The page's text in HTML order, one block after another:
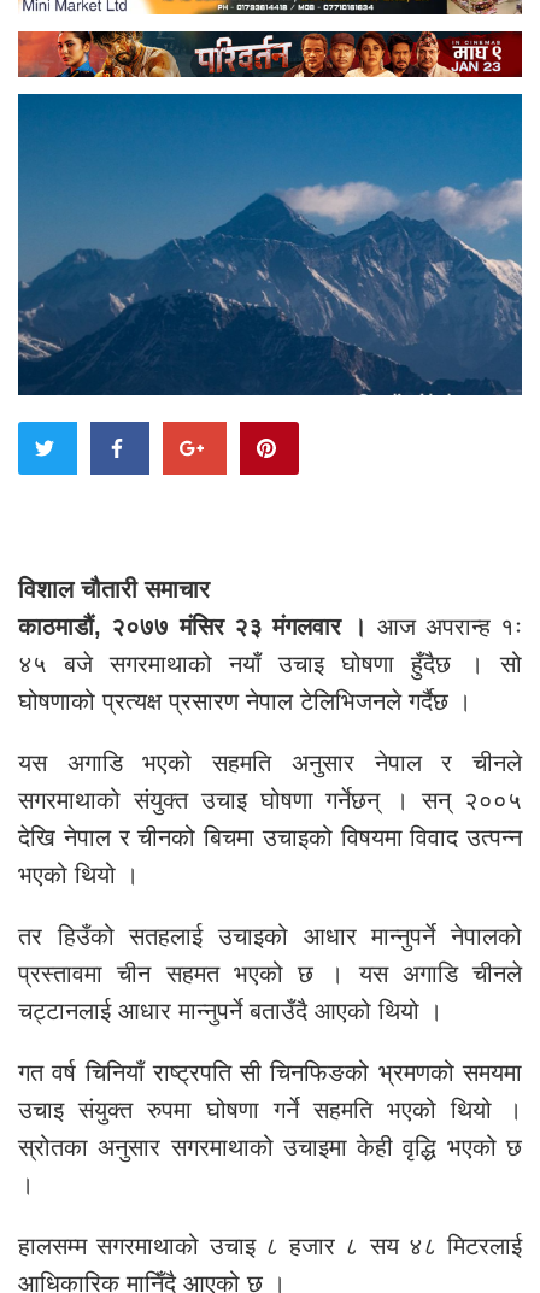
विशाल चौतारी समाचार
काठमाडौं, २०७७ मंसिर २३ मंगलवार । आज अपरान्ह १ः
४५ बजे सगरमाथाको नयाँ उचाइ घोषणा हुँदैछ । सो
घोषणाको प्रत्यक्ष प्रसारण नेपाल टेलिभिजनले गर्दैछ ।
यस अगाडि भएको सहमति अनुसार नेपाल र चीनले
सगरमाथाको संयुक्त उचाइ घोषणा गर्नेछन् । सन् २००५
देखि नेपाल र चीनको बिचमा उचाइको विषयमा विवाद उत्पन्न
भएको थियो ।
तर हिउँको सतहलाई उचाइको आधार मान्नुपर्ने नेपालको
प्रस्तावमा चीन सहमत भएको छ । यस अगाडि चीनले
चट्टानलाई आधार मान्नुपर्ने बताउँदै आएको थियो ।
गत वर्ष चिनियाँ राष्ट्रपति सी चिनफिङको भ्रमणको समयमा
उचाइ संयुक्त रुपमा घोषणा गर्ने सहमति भएको थियो ।
स्रोतका अनुसार सगरमाथाको उचाइमा केही वृद्धि भएको छ
।
हालसम्म सगरमाथाको उचाइ ८ हजार ८ सय ४८ मिटरलाई
आधिकारिक मानिँदै आएको छ ।